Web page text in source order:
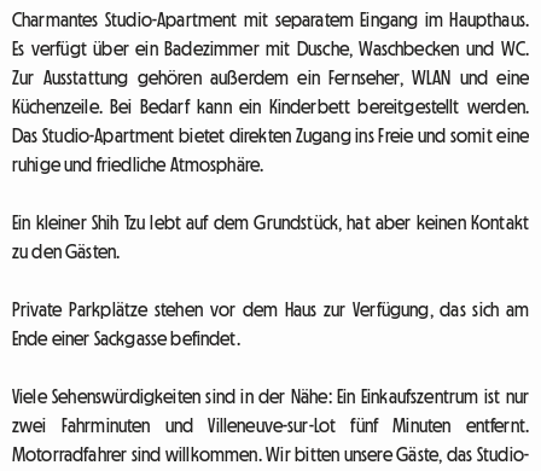
Charmantes Studio-Apartment mit separatem Eingang im Haupthaus.
Es verfügt über ein Badezimmer mit Dusche, Waschbecken und WC.
Zur Ausstattung gehören außerdem ein Fernseher, WLAN und eine
Küchenzeile. Bei Bedarf kann ein Kinderbett bereitgestellt werden.
Das Studio-Apartment bietet direkten Zugang ins Freie und somit eine
ruhige und friedliche Atmosphäre.
Ein kleiner Shih Tzu lebt auf dem Grundstück, hat aber keinen Kontakt
zu den Gästen.
Private Parkplätze stehen vor dem Haus zur Verfügung, das sich am
Ende einer Sackgasse befindet.
Viele Sehenswürdigkeiten sind in der Nähe: Ein Einkaufszentrum ist nur
zwei Fahrminuten und Villeneuve-sur-Lot fünf Minuten entfernt.
Motorradfahrer sind willkommen. Wir bitten unsere Gäste, das Studio-